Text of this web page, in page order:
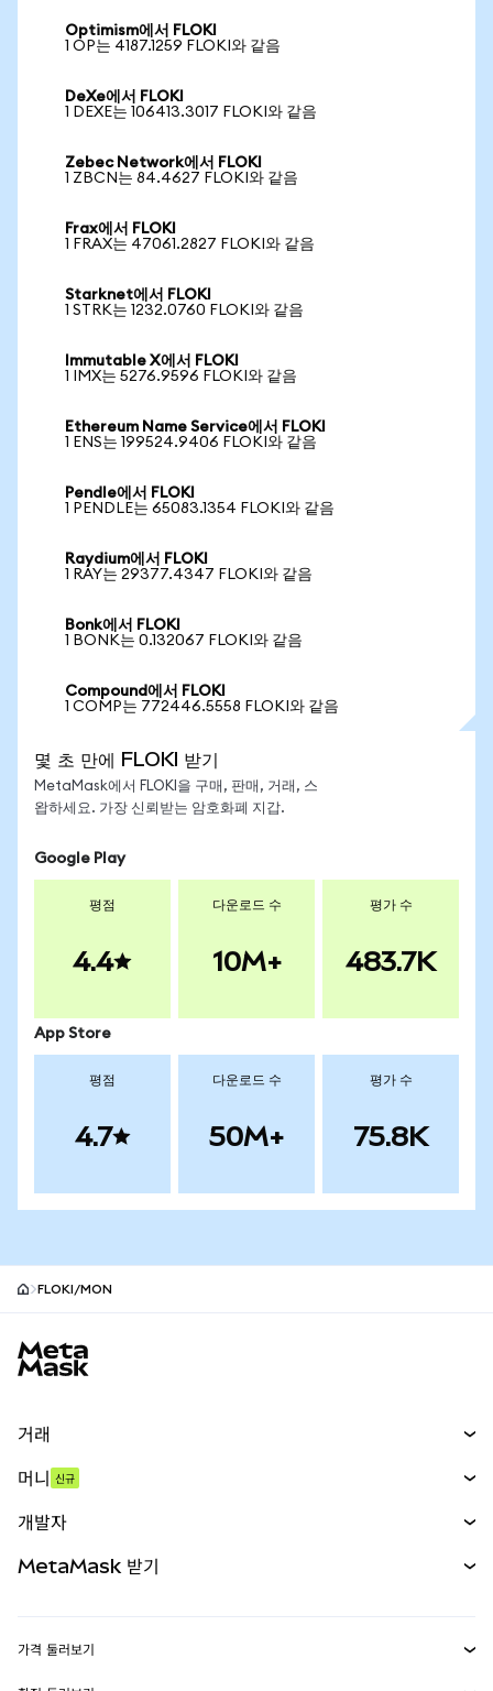
Optimism에서 FLOKI
1 OP는 4187.1259 FLOKI와 같음
DeXe에서 FLOKI
1 DEXE는 106413.3017 FLOKI와 같음
Zebec Network에서 FLOKI
1 ZBCN는 84.4627 FLOKI와 같음
Frax에서 FLOKI
1 FRAX는 47061.2827 FLOKI와 같음
Starknet에서 FLOKI
1 STRK는 1232.0760 FLOKI와 같음
Immutable X에서 FLOKI
1 IMX는 5276.9596 FLOKI와 같음
Ethereum Name Service에서 FLOKI
1 ENS는 199524.9406 FLOKI와 같음
Pendle에서 FLOKI
1 PENDLE는 65083.1354 FLOKI와 같음
Raydium에서 FLOKI
1 RAY는 29377.4347 FLOKI와 같음
Bonk에서 FLOKI
1 BONK는 0.132067 FLOKI와 같음
Compound에서 FLOKI
1 COMP는 772446.5558 FLOKI와 같음
몇 초 만에 FLOKI 받기
MetaMask에서 FLOKI을 구매, 판매, 거래, 스
왑하세요. 가장 신뢰받는 암호화폐 지갑.
Google Play
평점
4.4
다운로드 수
10M+
평가 수
483.7K
App Store
평점
4.7
다운로드 수
50M+
평가 수
75.8K
FLOKI/MON
거래
무기한 선물
실물자산
머니 신규
개발자
MetaMask 받기
가격 둘러보기